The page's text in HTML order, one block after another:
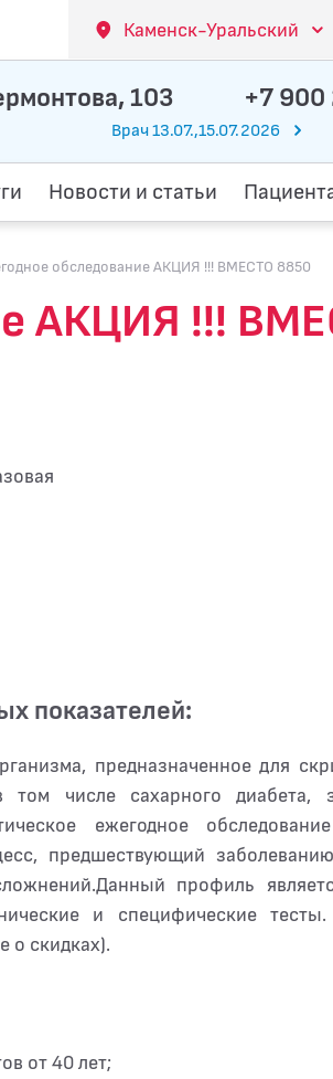
Каменск-Уральский
103 +7 900
Врач 13.07.,15.07.2026
Новости и статьи
обследование АКЦИЯ !!! ВМЕСТО 8850
АКЦИЯ !!!
показателей:
предназначенное для
числе сахарного диабета,
ежегодное
предшествующий
профиль
и специфические
о скидках).
от 40 лет;